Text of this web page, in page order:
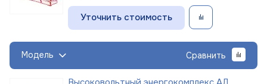
Уточнить стоимость
Модель Сравнить